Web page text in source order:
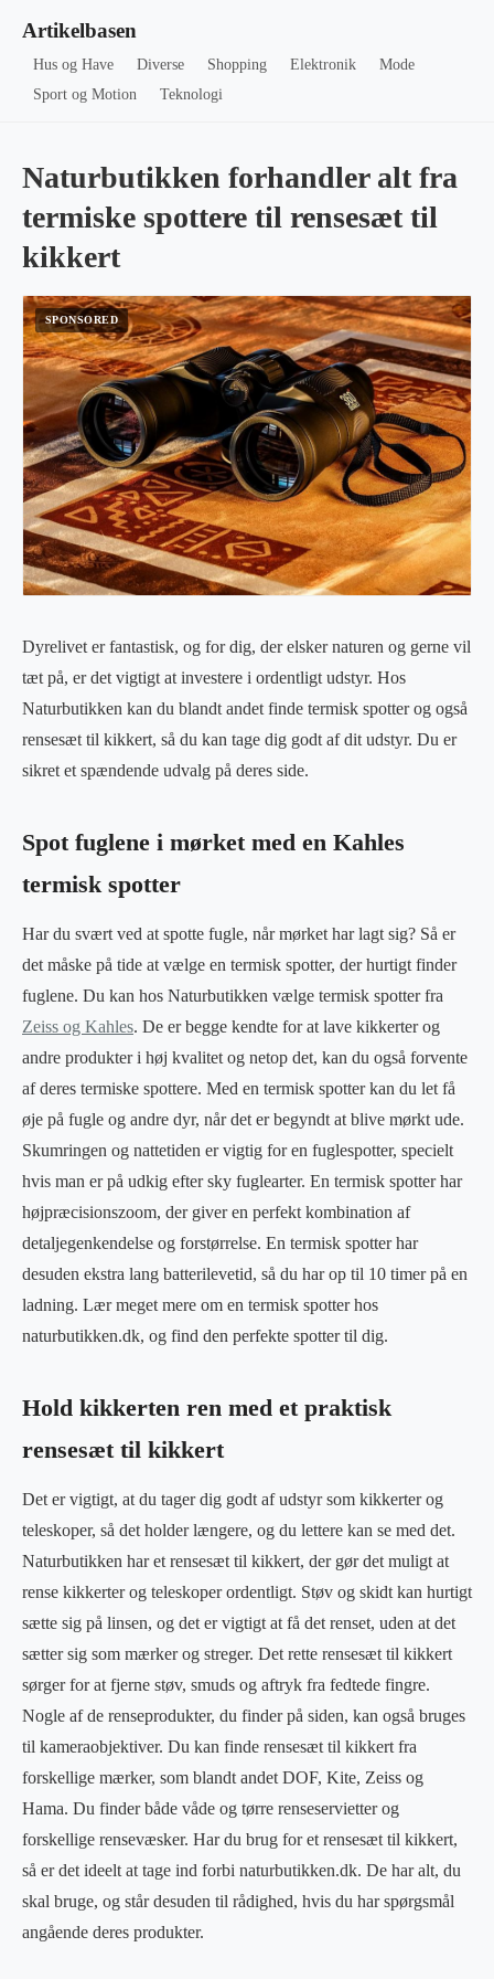
Artikelbasen
Hus og Have Diverse Shopping Elektronik
Mode
Sport og Motion
Teknologi
Naturbutikken forhandler alt fra
termiske spottere til rensesæt til
kikkert
Dyrelivet er fantastisk, og for dig, der elsker naturen og gerne vil
tæt på, er det vigtigt at investere i ordentligt udstyr. Hos
Naturbutikken kan du blandt andet finde termisk spotter og også
rensesæt til kikkert, så du kan tage dig godt af dit udstyr. Du er
sikret et spændende udvalg på deres side.
Spot fuglene i mørket med en Kahles
termisk spotter
Har du svært ved at spotte fugle, når mørket har lagt sig? Så er
det måske på tide at vælge en termisk spotter, der hurtigt finder
fuglene. Du kan hos Naturbutikken vælge termisk spotter fra
Zeiss og Kahles. De er begge kendte for at lave kikkerter og
andre produkter i høj kvalitet og netop det, kan du også forvente
af deres termiske spottere. Med en termisk spotter kan du let få
øje på fugle og andre dyr, når det er begyndt at blive mørkt ude.
Skumringen og nattetiden er vigtig for en fuglespotter, specielt
hvis man er på udkig efter sky fuglearter. En termisk spotter har
højpræcisionszoom, der giver en perfekt kombination af
detaljegenkendelse og forstørrelse. En termisk spotter har
desuden ekstra lang batterilevetid, så du har op til 10 timer på en
ladning. Lær meget mere om en termisk spotter hos
naturbutikken.dk, og find den perfekte spotter til dig.
Hold kikkerten ren med et praktisk
rensesæt til kikkert
Det er vigtigt, at du tager dig godt af udstyr som kikkerter og
teleskoper, så det holder længere, og du lettere kan se med det.
Naturbutikken har et rensesæt til kikkert, der gør det muligt at
rense kikkerter og teleskoper ordentligt. Støv og skidt kan hurtigt
sætte sig på linsen, og det er vigtigt at få det renset, uden at det
sætter sig som mærker og streger. Det rette rensesæt til kikkert
sørger for at fjerne støv, smuds og aftryk fra fedtede fingre.
Nogle af de renseprodukter, du finder på siden, kan også bruges
til kameraobjektiver. Du kan finde rensesæt til kikkert fra
forskellige mærker, som blandt andet DOF, Kite, Zeiss og
Hama. Du finder både våde og tørre renseservietter og
forskellige rensevæsker. Har du brug for et rensesæt til kikkert,
så er det ideelt at tage ind forbi naturbutikken.dk. De har alt, du
skal bruge, og står desuden til rådighed, hvis du har spørgsmål
angående deres produkter.